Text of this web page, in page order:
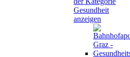
Gesundheit
anzeigen